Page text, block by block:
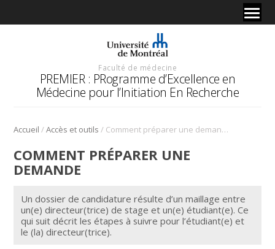
Faculté de médecine
PREMIER : PRogramme d’Excellence en
Médecine pour l’Initiation En Recherche
Accueil /Accès et outils / Comment préparer une demande
COMMENT PRÉPARER UNE
DEMANDE
Un dossier de candidature résulte d’un maillage entre
un(e) directeur(trice) de stage et un(e) étudiant(e). Ce
qui suit décrit les étapes à suivre pour l’étudiant(e) et
le (la) directeur(trice).